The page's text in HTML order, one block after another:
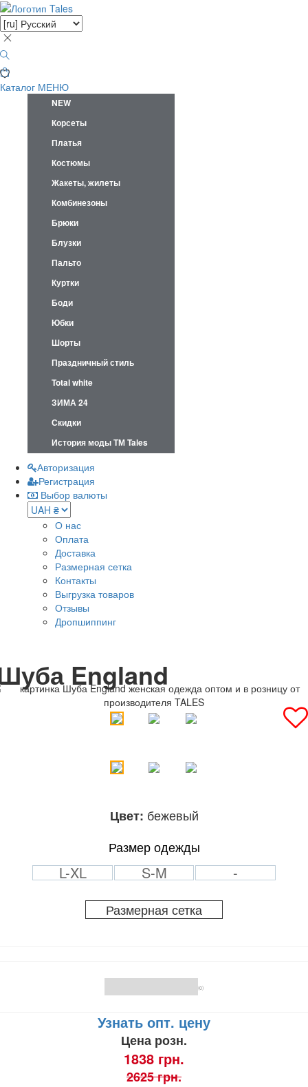
Каталог МЕНЮ
NEW
Корсеты
Платья
Костюмы
Жакеты, жилеты
Комбинезоны
Брюки
Блузки
Пальто
Куртки
Боди
Юбки
Шорты
Праздничный стиль
Total white
ЗИМА 24
Скидки
История моды ТМ Tales
Авторизация
Регистрация
Выбор валюты
О нас
Оплата
Доставка
Размерная сетка
Контакты
Выгрузка товаров
Отзывы
Дропшиппинг
England
Цвет: бежевый
Размер одежды
L-XL S-M -
Размерная сетка
(0)
Узнать опт. цену
Цена розн.
1838 грн.
2625 грн.